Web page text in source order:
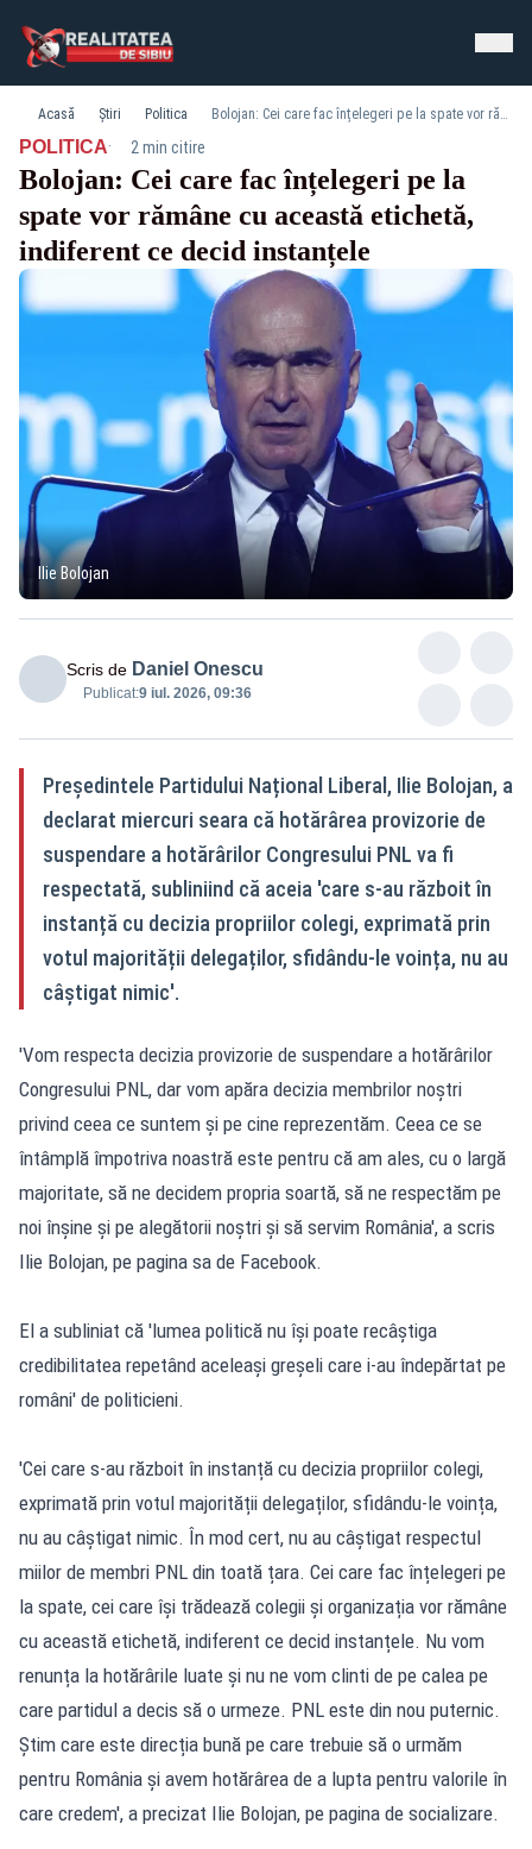
Acasă Știri Politica Bolojan: Cei care fac înțelegeri pe la spate vor rămâne cu această etichetă, indiferent ce decid instanțele
POLITICA· 2 min citire
Bolojan: Cei care fac înțelegeri pe la
spate vor rămâne cu această etichetă,
indiferent ce decid instanțele
Ilie Bolojan
Scris de Daniel Onescu
Publicat:9 iul. 2026, 09:36
Președintele Partidului Național Liberal, Ilie Bolojan, a
declarat miercuri seara că hotărârea provizorie de
suspendare a hotărârilor Congresului PNL va fi
respectată, subliniind că aceia 'care s-au războit în
instanță cu decizia propriilor colegi, exprimată prin
votul majorității delegaților, sfidându-le voința, nu au
câștigat nimic'.
'Vom respecta decizia provizorie de suspendare a hotărârilor
Congresului PNL, dar vom apăra decizia membrilor noștri
privind ceea ce suntem și pe cine reprezentăm. Ceea ce se
întâmplă împotriva noastră este pentru că am ales, cu o largă
majoritate, să ne decidem propria soartă, să ne respectăm pe
noi înșine și pe alegătorii noștri și să servim România', a scris
Ilie Bolojan, pe pagina sa de Facebook.
El a subliniat că 'lumea politică nu își poate recâștiga
credibilitatea repetând aceleași greșeli care i-au îndepărtat pe
români' de politicieni.
'Cei care s-au războit în instanță cu decizia propriilor colegi,
exprimată prin votul majorității delegaților, sfidându-le voința,
nu au câștigat nimic. În mod cert, nu au câștigat respectul
miilor de membri PNL din toată țara. Cei care fac înțelegeri pe
la spate, cei care își trădează colegii și organizația vor rămâne
cu această etichetă, indiferent ce decid instanțele. Nu vom
renunța la hotărârile luate și nu ne vom clinti de pe calea pe
care partidul a decis să o urmeze. PNL este din nou puternic.
Știm care este direcția bună pe care trebuie să o urmăm
pentru România și avem hotărârea de a lupta pentru valorile în
care credem', a precizat Ilie Bolojan, pe pagina de socializare.